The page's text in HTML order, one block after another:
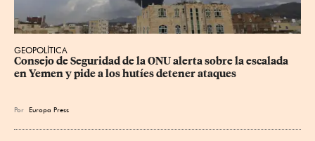
GEOPOLÍTICA
Consejo de Seguridad de la ONU alerta sobre la escalada
en Yemen y pide a los hutíes detener ataques
Por Europa Press